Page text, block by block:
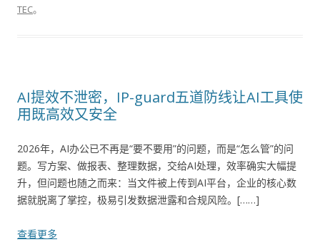
TEC。
AI提效不泄密，IP-guard五道防线让AI工具使
用既高效又安全
2026年，AI办公已不再是“要不要用”的问题，而是“怎么管”的问
题。写方案、做报表、整理数据，交给AI处理，效率确实大幅提
升，但问题也随之而来：当文件被上传到AI平台，企业的核心数
据就脱离了掌控，极易引发数据泄露和合规风险。[……]
查看更多